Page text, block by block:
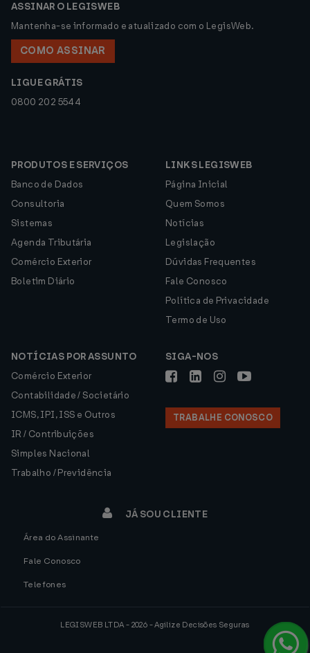
ASSINAR O LEGISWEB
Mantenha-se informado e atualizado com o LegisWeb.
COMO ASSINAR
LIGUE GRÁTIS
0800 202 5544
PRODUTOS E SERVIÇOS
Banco de Dados
Consultoria
Sistemas
Agenda Tributária
Comércio Exterior
Boletim Diário
LINKS LEGISWEB
Página Inicial
Quem Somos
Notícias
Legislação
Dúvidas Frequentes
Fale Conosco
Política de Privacidade
Termo de Uso
NOTÍCIAS POR ASSUNTO
Comércio Exterior
Contabilidade / Societário
ICMS, IPI, ISS e Outros
IR / Contribuições
Simples Nacional
Trabalho / Previdência
SIGA-NOS
TRABALHE CONOSCO
JÁ SOU CLIENTE
Área do Assinante
Fale Conosco
Telefones
LEGISWEB LTDA - 2026 - Agilize Decisões Seguras